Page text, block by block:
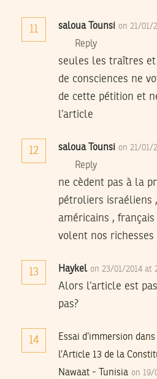
11 saloua Tounsi on 21/01/
Reply
seules les traîtres et
de consciences ne
de cette pétition et
l’article
12 saloua Tounsi on 21/01/
Reply
ne cèdent pas à la
pétroliers israéliens
américains ,
volent nos
13 Haykel on 23/01/2014 at
Alors l’article est
pas?
14
Essai d’immersion
l’Article 13 de la
Nawaat - Tunisia on 19/